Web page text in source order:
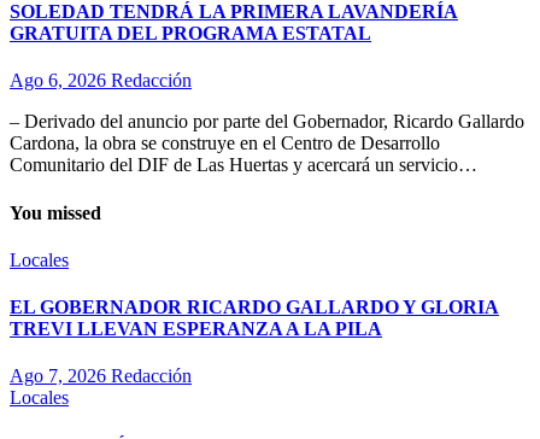
SOLEDAD TENDRÁ LA PRIMERA LAVANDERÍA
GRATUITA DEL PROGRAMA ESTATAL
Ago 6, 2026 Redacción
– Derivado del anuncio por parte del Gobernador, Ricardo Gallardo
Cardona, la obra se construye en el Centro de Desarrollo
Comunitario del DIF de Las Huertas y acercará un servicio…
You missed
Locales
EL GOBERNADOR RICARDO GALLARDO Y GLORIA
TREVI LLEVAN ESPERANZA A LA PILA
Ago 7, 2026 Redacción
Locales